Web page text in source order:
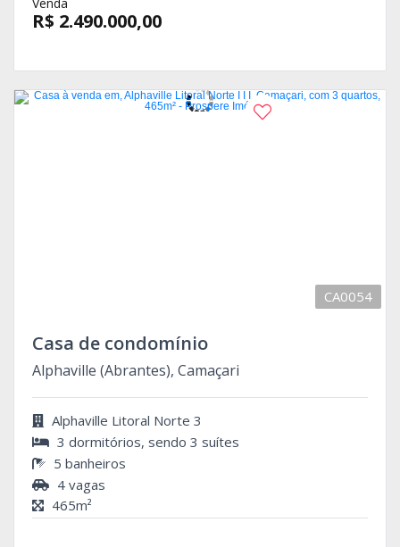
R$ 2.490.000,00
CA0054
Casa de condomínio
Alphaville (Abrantes), Camaçari
Alphaville Litoral Norte 3
3 dormitórios, sendo 3 suítes
5 banheiros
4 vagas
465m²